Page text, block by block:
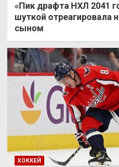
«Пик драфта НХЛ 2041
шуткой отреагировала
сыном
ХОККЕЙ